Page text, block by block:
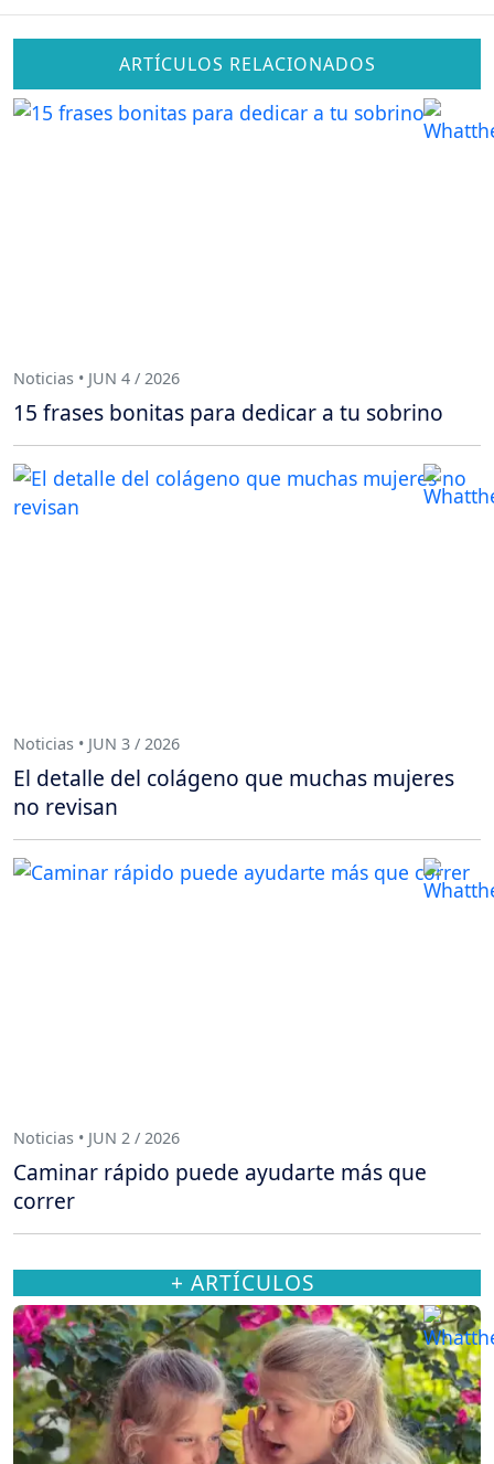
ARTÍCULOS RELACIONADOS
Noticias • JUN 4 / 2026
15 frases bonitas para dedicar a tu sobrino
Noticias • JUN 3 / 2026
El detalle del colágeno que muchas mujeres
no revisan
Noticias • JUN 2 / 2026
Caminar rápido puede ayudarte más que
correr
+ ARTÍCULOS